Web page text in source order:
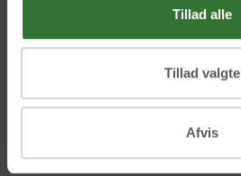
Tillad alle
Tillad valgte
Afvis
Hans Følsgaard AS
Bark Silas Vei 8